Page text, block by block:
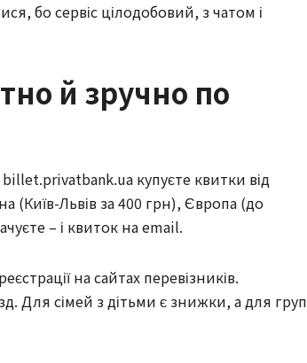
бо сервіс цілодобовий, з чатом і
й зручно по
купуєте квитки від
(Київ-Львів за 400 грн), Європа (до
– і квиток на email.
на сайтах перевізників.
Для сімей з дітьми є знижки, а для груп